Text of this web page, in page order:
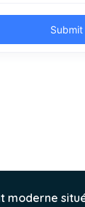
moderne